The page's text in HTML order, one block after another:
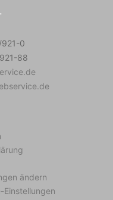
0
88
ändern
Einstellungen